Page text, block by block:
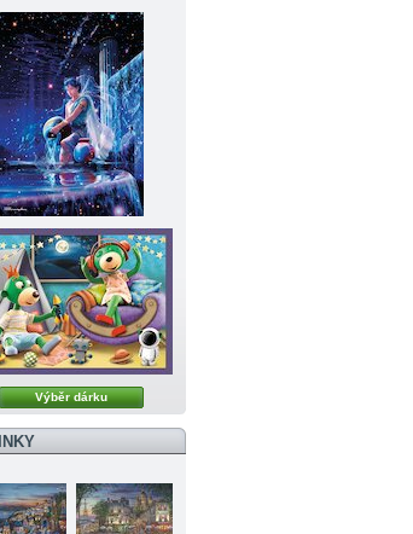
Výběr dárku